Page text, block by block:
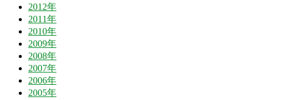
2012年
2011年
2010年
2009年
2008年
2007年
2006年
2005年